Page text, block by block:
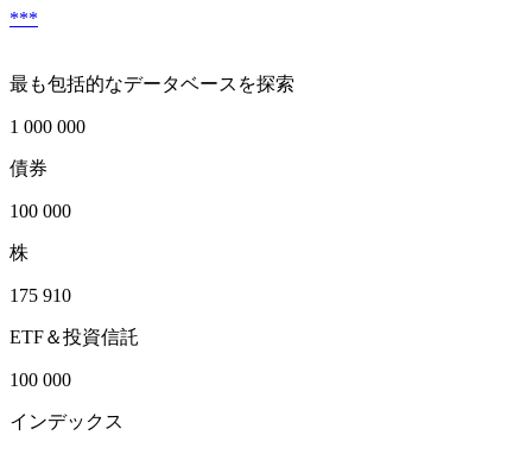
***
最も包括的なデータベースを探索
1 000 000
債券
100 000
株
175 910
ETF＆投資信託
100 000
インデックス